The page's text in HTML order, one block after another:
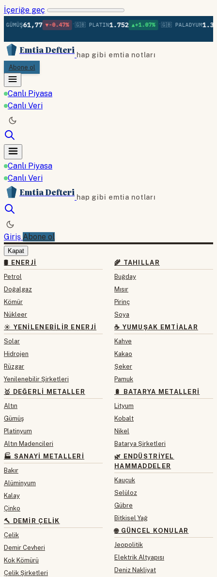
İçeriğe geç
61,77 ▼-0.47% •🇬🇧 PLATIN1.752 ▲+1.07% •🇬🇧 PALADYUM1.370
Emtia Defteri hap gibi emtia notları
Abone ol
Canlı Piyasa
Canlı Veri
Canlı Piyasa
Canlı Veri
Emtia Defteri hap gibi emtia notları
Giriş Abone ol
Kapat
🛢 ENERJI
Petrol
Doğalgaz
Kömür
Nükleer
☀️ YENILENEBILIR ENERJI
Solar
Hidrojen
Rüzgar
Yenilenebilir Şirketleri
🥇 DEĞERLI METALLER
Altın
Gümüş
Platinyum
Altın Madencileri
🏭 SANAYI METALLERI
Bakır
Alüminyum
Kalay
Çinko
🔨 DEMIR ÇELIK
Çelik
Demir Cevheri
Kok Kömürü
Çelik Şirketleri
🌾 TAHILLAR
Buğday
Mısır
Pirinç
Soya
☕ YUMUŞAK EMTIALAR
Kahve
Kakao
Şeker
Pamuk
🔋 BATARYA METALLERI
Lityum
Kobalt
Nikel
Batarya Şirketleri
🌿 ENDÜSTRIYEL
HAMMADDELER
Kauçuk
Selüloz
Gübre
Bitkisel Yağ
🌐 GÜNCEL KONULAR
Jeopolitik
Elektrik Altyapısı
Deniz Nakliyat